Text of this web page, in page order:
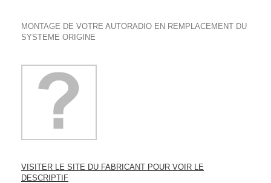
MONTAGE DE VOTRE AUTORADIO EN REMPLACEMENT DU
SYSTEME ORIGINE
VISITER LE SITE DU FABRICANT POUR VOIR LE
DESCRIPTIF